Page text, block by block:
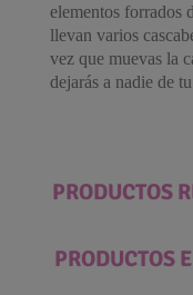
elementos forrados
llevan varios
vez que muevas la
dejarás a nadie de
PRODUCTOS
PRODUCTOS